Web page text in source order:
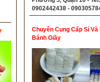
0902442438 -
Chuyên Cung Cấp Sỉ Và
Bánh Giầy